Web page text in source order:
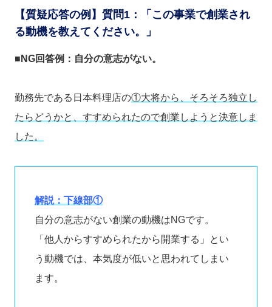
【質疑応答の例】質問1：「この事業で創業され
る動機を教えてください。」
■NG回答例：自分の意志がない。
勤務先である日本料理店の①大将から、そろそろ独立し
たらどうかと、すすめられたので創業しようと決意しま
した 。
解説：下線部①
自分の意志がない創業の動機はNGです。
「他人からすすめられたから開業する」とい
う動機では、本気度が低いと思われてしまい
ます。